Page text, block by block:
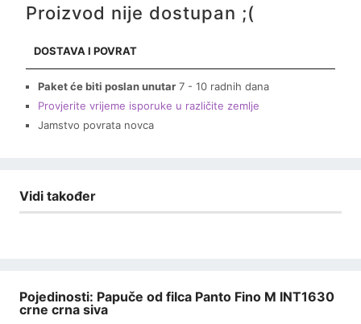
Proizvod nije dostupan ;(
DOSTAVA I POVRAT
Paket će biti poslan unutar 7 - 10 radnih dana
Provjerite vrijeme isporuke u različite zemlje
Jamstvo povrata novca
Vidi također
Pojedinosti: Papuče od filca Panto Fino M INT1630
crne crna siva